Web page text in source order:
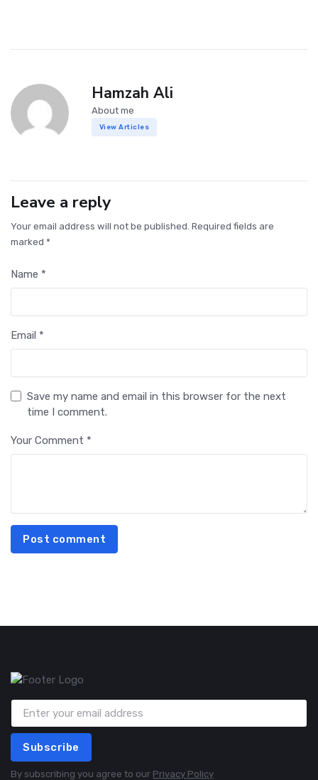
Hamzah Ali
About me
View Articles
Leave a reply
Your email address will not be published. Required fields are
marked *
Name *
Email *
Save my name and email in this browser for the next
time I comment.
Your Comment *
Post comment
Subscribe
By subscribing you agree to our Privacy Policy